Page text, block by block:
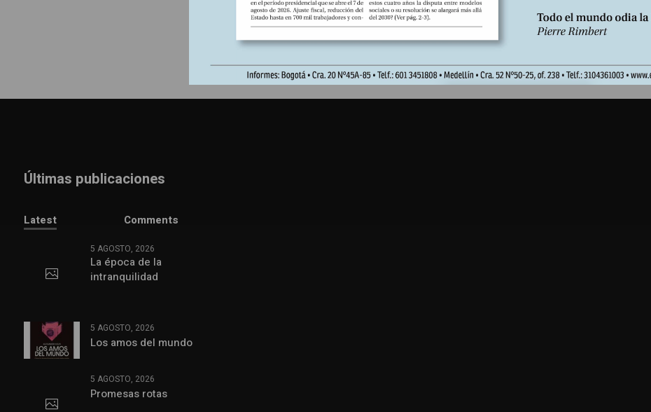
Últimas publicaciones
Latest Comments
5 AGOSTO, 2026
La época de la
intranquilidad
5 AGOSTO, 2026
Los amos del mundo
5 AGOSTO, 2026
Promesas rotas